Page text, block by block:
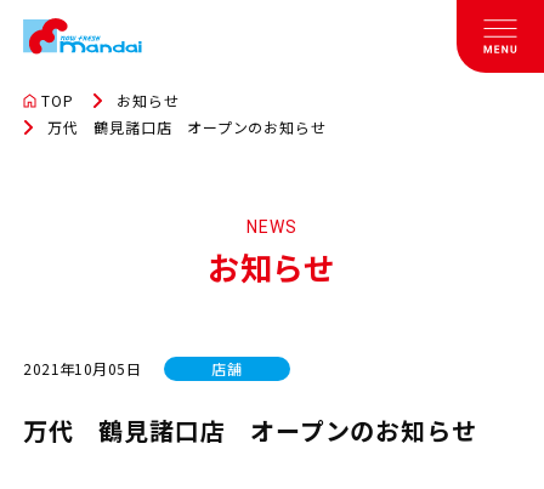
TOP
お知らせ
万代 鶴見諸口店 オープンのお知らせ
NEWS
お知らせ
2021年10月05日 店舗
万代 鶴見諸口店 オープンのお知らせ